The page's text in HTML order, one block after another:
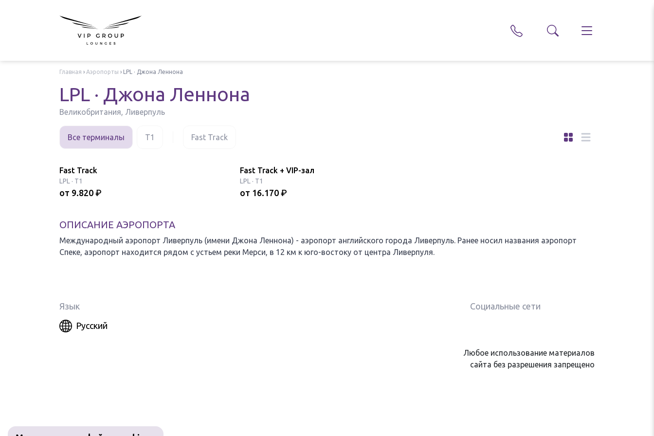
Главная › Аэропорты › LPL · Джона Леннона
LPL · Джона Леннона
Великобритания, Ливерпуль
Все терминалы T1 Fast Track
Fast Track
LPL · T1
от 9.820 ₽
Fast Track + VIP-зал
LPL · T1
от 16.170 ₽
ОПИСАНИЕ АЭРОПОРТА
Международный аэропорт Ливерпуль (имени Джона Леннона) - аэропорт английского города Ливерпуль. Ранее носил названия аэропорт
Спеке, аэропорт находится рядом с устьем реки Мерси, в 12 км к юго-востоку от центра Ливерпуля.
Язык
Русский
Социальные сети
Любое использование материалов
сайта без разрешения запрещено